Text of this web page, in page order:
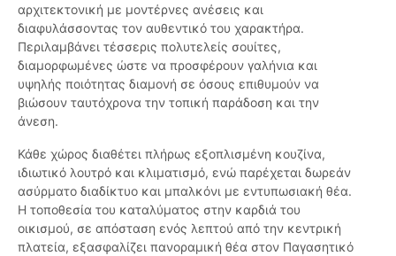
αρχιτεκτονική με μοντέρνες ανέσεις και
διαφυλάσσοντας τον αυθεντικό του χαρακτήρα.
Περιλαμβάνει τέσσερις πολυτελείς σουίτες,
διαμορφωμένες ώστε να προσφέρουν γαλήνια και
υψηλής ποιότητας διαμονή σε όσους επιθυμούν να
βιώσουν ταυτόχρονα την τοπική παράδοση και την
άνεση.
Κάθε χώρος διαθέτει πλήρως εξοπλισμένη κουζίνα,
ιδιωτικό λουτρό και κλιματισμό, ενώ παρέχεται δωρεάν
ασύρματο διαδίκτυο και μπαλκόνι με εντυπωσιακή θέα.
Η τοποθεσία του καταλύματος στην καρδιά του
οικισμού, σε απόσταση ενός λεπτού από την κεντρική
πλατεία, εξασφαλίζει πανοραμική θέα στον Παγασητικό